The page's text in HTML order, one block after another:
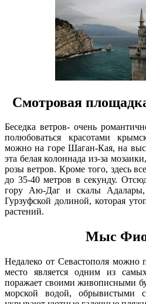
Смотровая
Беседка ветров- очень
полюбоваться красотами
можно на горе Шаган-Кая, на
эта белая колоннада из-за
розы ветров. Кроме того, здесь
до 35-40 метров в секунду.
гору Аю-Даг и скалы Адалары,
Гурзуфской долиной, которая
растений.
Мыс
Недалеко от Севастополя можно
место является одним из
поражает своими живописными
морской водой, обрывистыми